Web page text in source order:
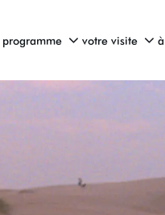
programme votre visite